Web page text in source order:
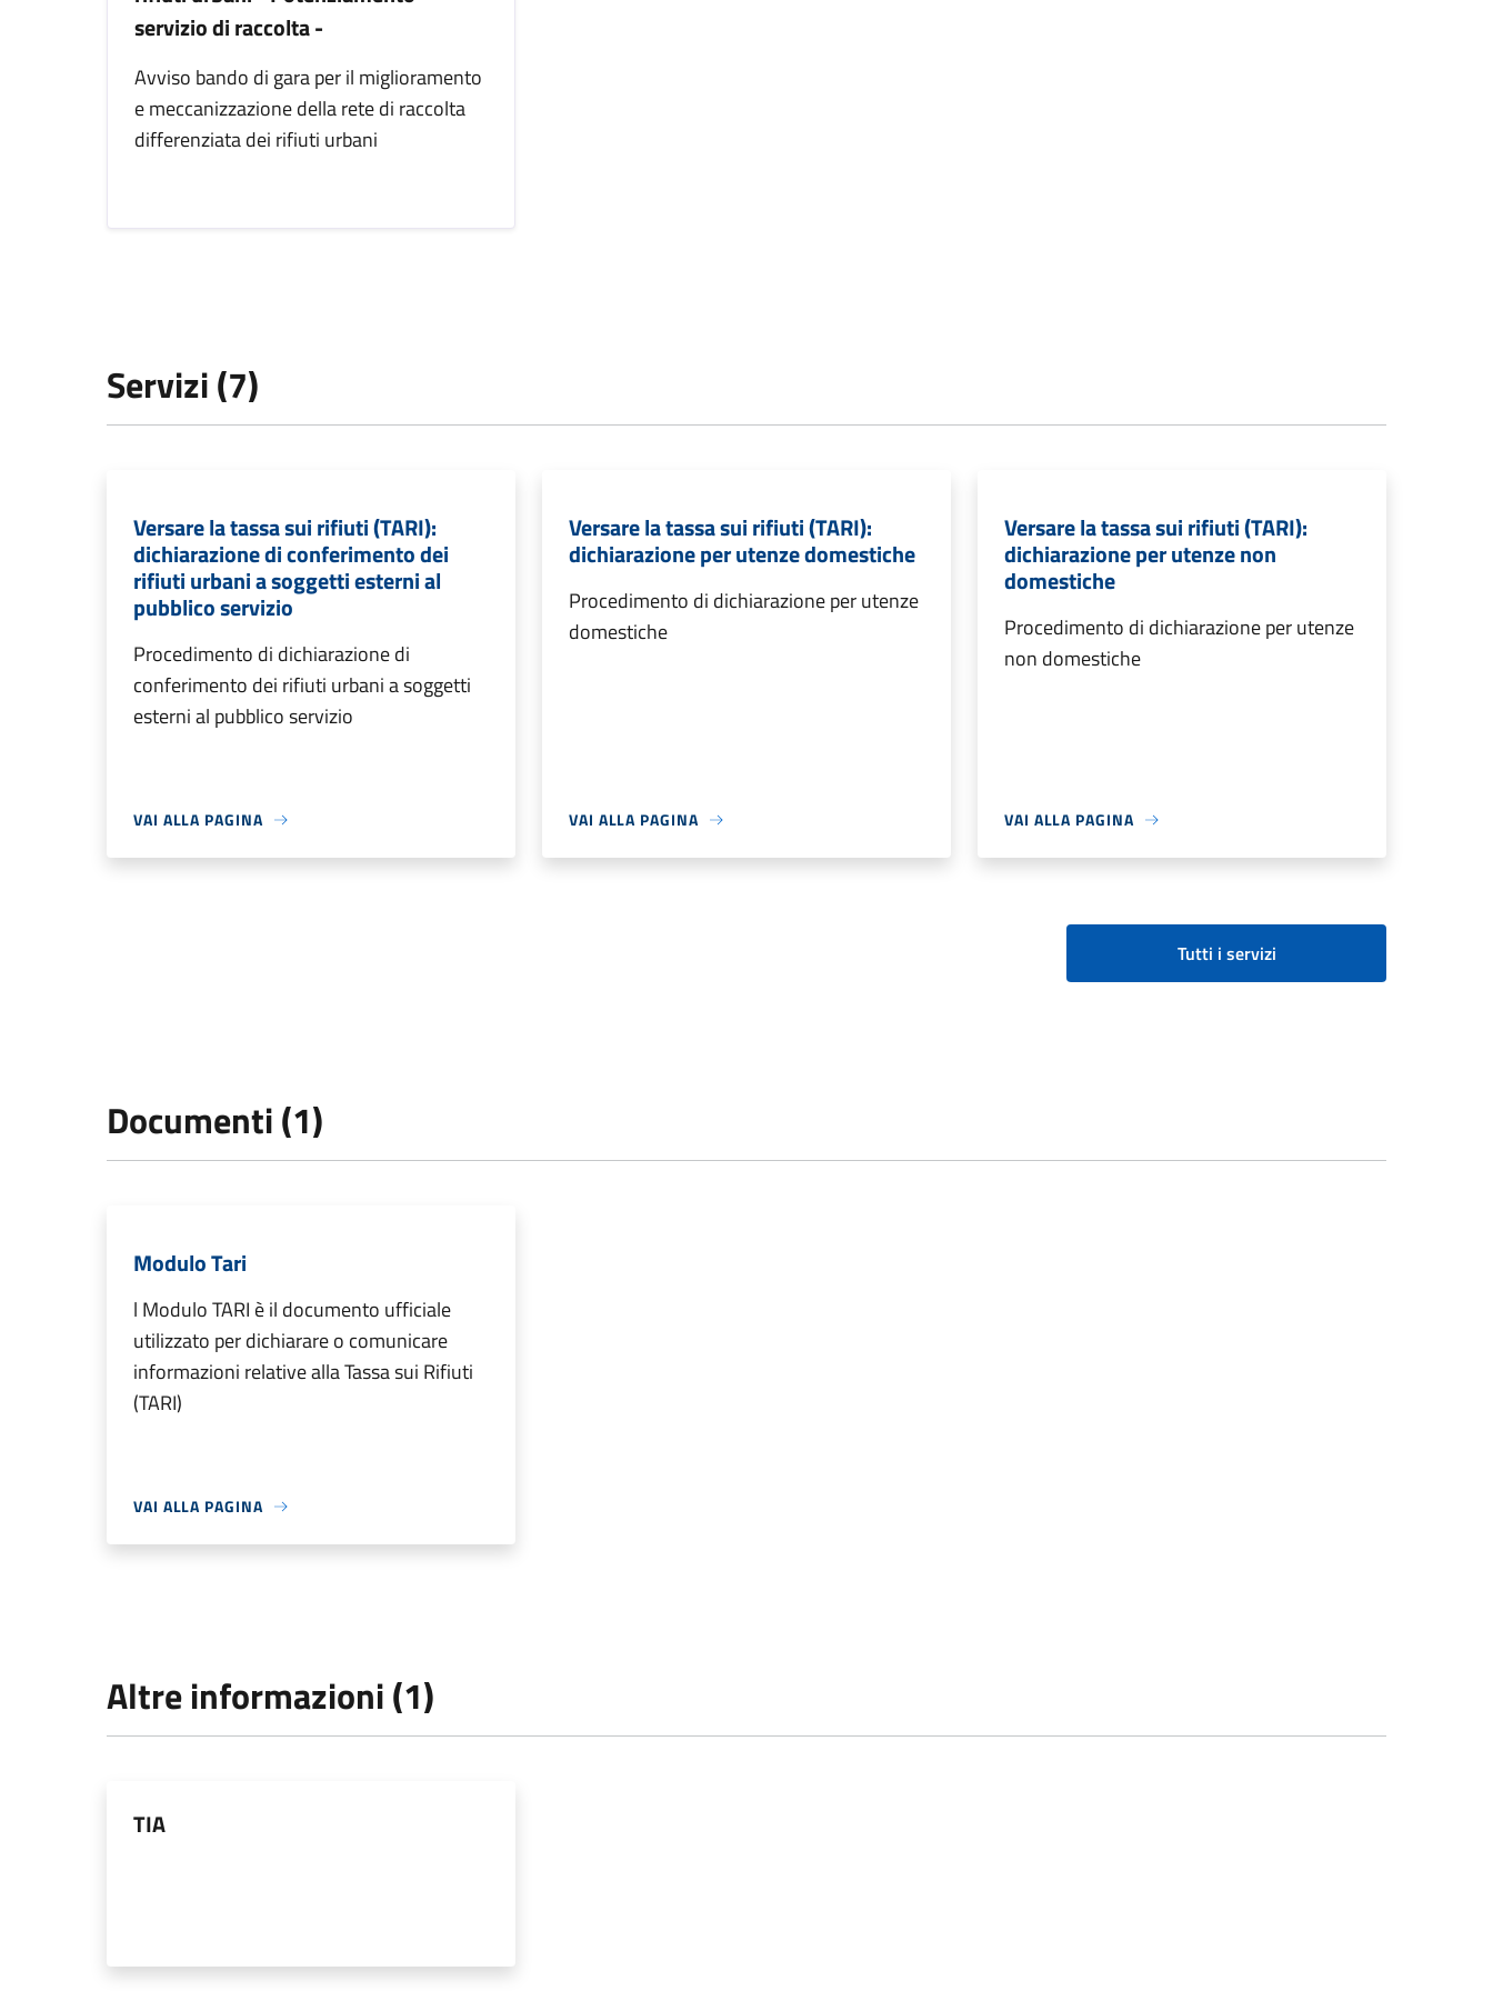
servizio di raccolta -
Avviso bando di gara per il miglioramento
e meccanizzazione della rete di raccolta
differenziata dei rifiuti urbani
Servizi (7)
Versare la tassa sui rifiuti (TARI):
dichiarazione di conferimento dei
rifiuti urbani a soggetti esterni al
pubblico servizio
Procedimento di dichiarazione di
conferimento dei rifiuti urbani a soggetti
esterni al pubblico servizio
VAI ALLA PAGINA
Versare la tassa sui rifiuti (TARI):
dichiarazione per utenze domestiche
Procedimento di dichiarazione per utenze
domestiche
VAI ALLA PAGINA
Versare la tassa sui rifiuti (TARI):
dichiarazione per utenze non
domestiche
Procedimento di dichiarazione per utenze
non domestiche
VAI ALLA PAGINA
Tutti i servizi
Documenti (1)
Modulo Tari
l Modulo TARI è il documento ufficiale
utilizzato per dichiarare o comunicare
informazioni relative alla Tassa sui Rifiuti
(TARI)
VAI ALLA PAGINA
Altre informazioni (1)
TIA